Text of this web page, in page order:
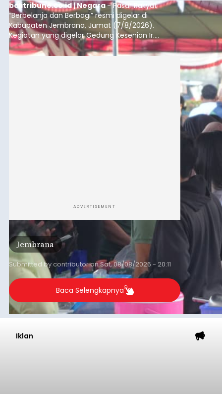
balitribune.co.id | Negara- Pasar Rakyat
“Berbelanja dan Berbagi” resmi digelar di
Kabupaten Jembrana, Jumat (7/8/2026).
Kegiatan yang digelar Gedung Kesenian Ir.
Soekarno ini memadukan pemberdayaan
ekonomi masyarakat dengan aksi sosial tersebut
ADVERTISEMENT
Jembrana
Submitted bycontributoronSat, 08/08/2026 - 20:11
Baca Selengkapnya
Iklan